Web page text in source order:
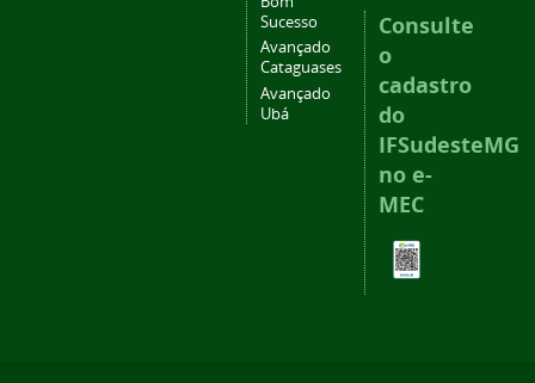
Sucesso
Avançado
Cataguases
Avançado
Ubá
Consulte
o
cadastro
do
IFSudesteMG
no e-
MEC